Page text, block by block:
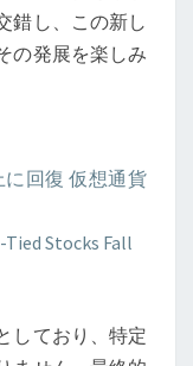
錯し、この新し
の発展を楽しみ
に回復 仮想通貨
Stocks Fall
しており、特定